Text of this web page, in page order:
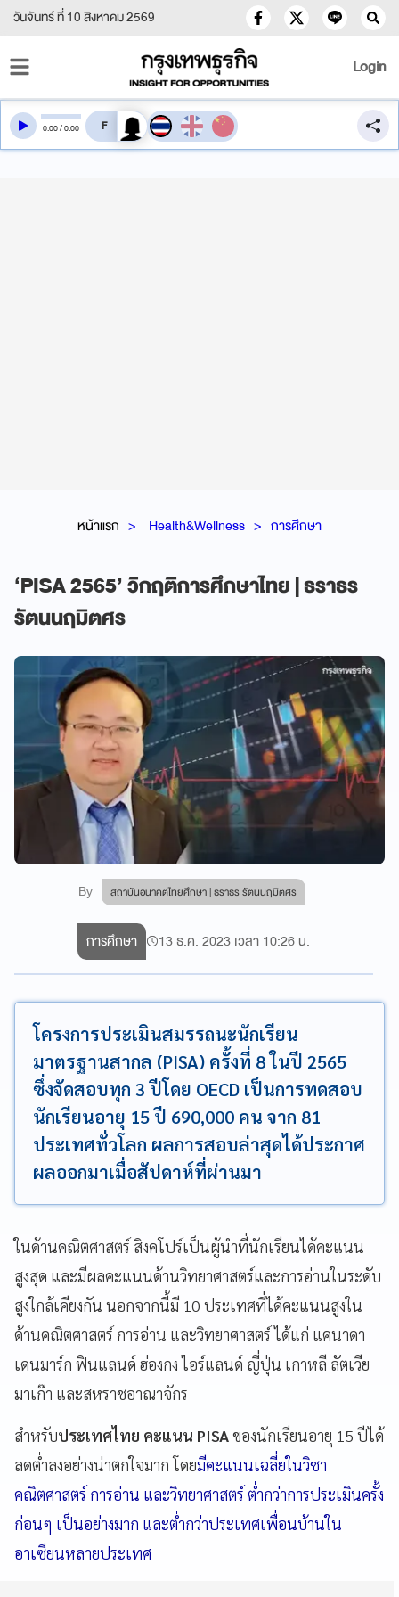
วันจันทร์ ที่ 10 สิงหาคม 2569
Login
หน้าแรก Health&Wellness การศึกษา
‘PISA 2565’ วิกฤติการศึกษาไทย | ธราธร
รัตนนฤมิตศร
By สถาบันอนาคตไทยศึกษา | ธราธร รัตนนฤมิตศร
0:00/0:00 สลับเสียงอ่าน
การศึกษา 13 ธ.ค. 2023 เวลา 10:26 น.
โครงการประเมินสมรรถนะนักเรียน
มาตรฐานสากล (PISA) ครั้งที่ 8 ในปี 2565
ซึ่งจัดสอบทุก 3 ปีโดย OECD เป็นการทดสอบ
นักเรียนอายุ 15 ปี 690,000 คน จาก 81
ประเทศทั่วโลก ผลการสอบล่าสุดได้ประกาศ
ผลออกมาเมื่อสัปดาห์ที่ผ่านมา
ในด้านคณิตศาสตร์ สิงคโปร์เป็นผู้นำที่นักเรียนได้คะแนน
สูงสุด และมีผลคะแนนด้านวิทยาศาสตร์และการอ่านในระดับ
สูงใกล้เคียงกัน นอกจากนี้มี 10 ประเทศที่ได้คะแนนสูงใน
ด้านคณิตศาสตร์ การอ่าน และวิทยาศาสตร์ ได้แก่ แคนาดา
เดนมาร์ก ฟินแลนด์ ฮ่องกง ไอร์แลนด์ ญี่ปุ่น เกาหลี ลัตเวีย
มาเก๊า และสหราชอาณาจักร
สำหรับประเทศไทย คะแนน PISAของนักเรียนอายุ 15 ปีได้
ลดต่ำลงอย่างน่าตกใจมาก โดยมีคะแนนเฉลี่ยในวิชา
คณิตศาสตร์ การอ่าน และวิทยาศาสตร์ ต่ำกว่าการประเมินครั้ง
ก่อนๆ เป็นอย่างมาก และต่ำกว่าประเทศเพื่อนบ้านใน
อาเซียนหลายประเทศ